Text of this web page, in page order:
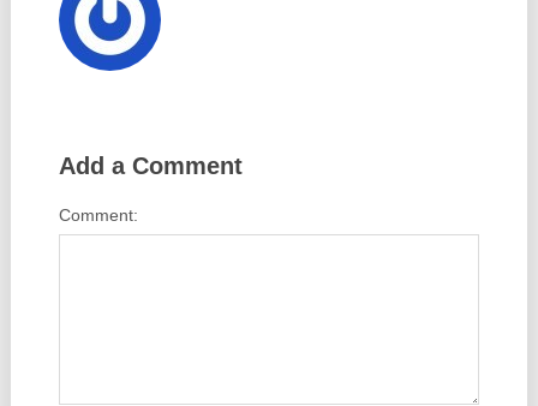
Add a Comment
Comment: